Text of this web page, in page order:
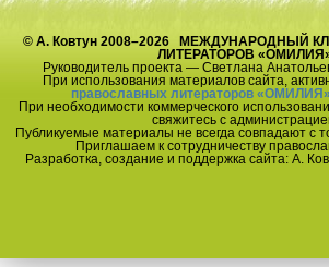
© А. Ковтун 2008–2026 МЕЖДУНАРОДНЫЙ
ЛИТЕРАТОРОВ
Руководитель проекта — Светлана
При использования материалов сайта,
православных литераторов «ОМИЛИЯ»
При необходимости коммерческого
свяжитесь с
Публикуемые материалы не всегда совпадают с
Приглашаем к сотрудничеству
Разработка, создание и поддержка сайта: А.